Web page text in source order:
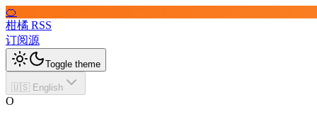
🍊
柑橘 RSS
订阅源
Toggle theme
🇺🇸 English
O